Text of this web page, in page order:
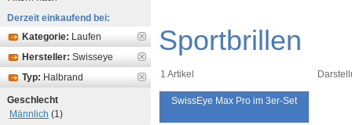
Sportbrillen
1 Artikel
SwissEye Max Pro im 3er-Set
Derzeit einkaufend bei:
Kategorie: Laufen
Hersteller: Swisseye
Typ: Halbrand
Geschlecht
Männlich (1)